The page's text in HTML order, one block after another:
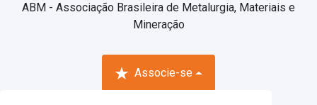
ABM - Associação Brasileira de Metalurgia, Materiais e
Mineração
Associe-se